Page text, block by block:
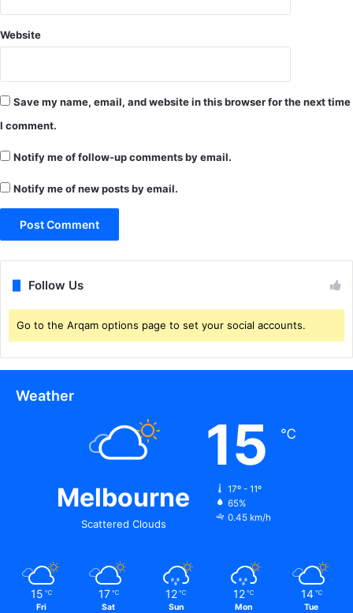
ई
Website
Save my name, email, and website in this browser for the next time
I comment.
Notify me of follow-up comments by email.
Notify me of new posts by email.
Follow Us
Go to the Arqam options page to set your social accounts.
Weather
Melbourne
Scattered Clouds
15 ℃
17º - 11º
65%
0.45 km/h
15 ℃
Fri
17 ℃
Sat
12 ℃
Sun
12 ℃
Mon
14 ℃
Tue